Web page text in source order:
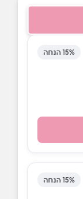
15% הנחה
15% הנחה